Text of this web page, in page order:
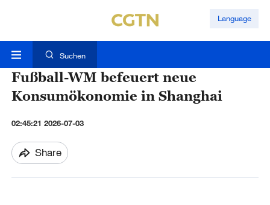
Language
Suchen
Fußball-WM befeuert neue
Konsumökonomie in Shanghai
02:45:21 2026-07-03
Share